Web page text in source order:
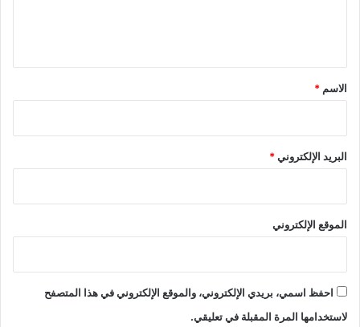
*
الاسم *
البريد الإلكتروني*
الموقع الإلكتروني
احفظ اسمي، بريدي الإلكتروني، والموقع الإلكتروني في هذا المتصفح
لاستخدامها المرة المقبلة في تعليقي.